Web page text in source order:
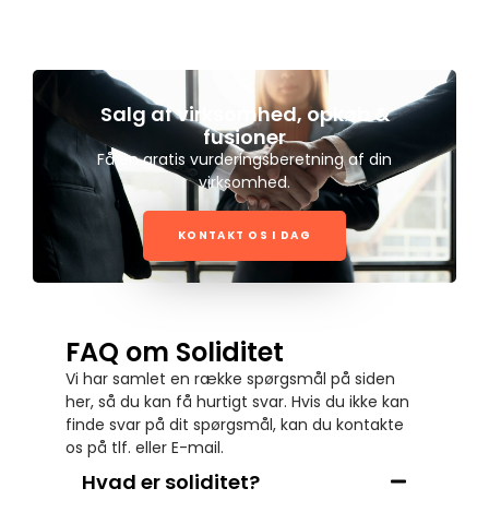
Salg af virksomhed, opkøb &
fusioner
Få en gratis vurderingsberetning af din
virksomhed.
KONTAKT OS I DAG
FAQ om Soliditet
Vi har samlet en række spørgsmål på siden
her, så du kan få hurtigt svar. Hvis du ikke kan
finde svar på dit spørgsmål, kan du kontakte
os på tlf. eller E-mail.
Hvad er soliditet?